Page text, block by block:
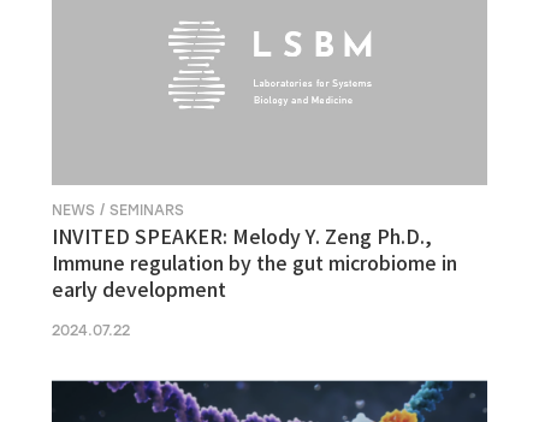
NEWS / SEMINARS
INVITED SPEAKER: Melody Y. Zeng Ph.D.,
Immune regulation by the gut microbiome in
early development
2024.07.22